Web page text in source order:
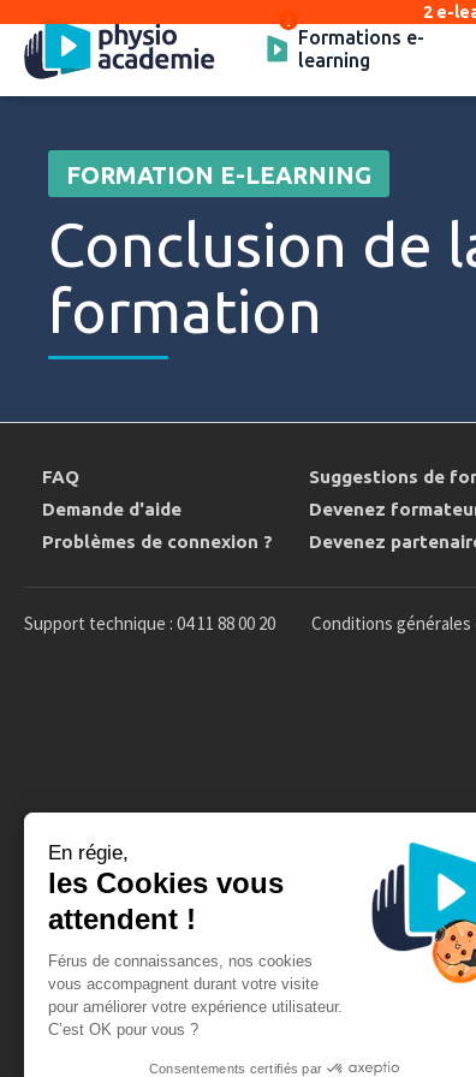
Formations e-
learning
2 e-
FORMATION E-LEARNING
Conclusion de
formation
FAQ
Demande d'aide
Problèmes de connexion ?
Suggestions de
Devenez
Devenez
Support technique : 04 11 88 00 20 Conditions
En régie,
les Cookies vous
attendent !
Férus de connaissances, nos cookies
vous accompagnent durant votre visite
pour améliorer votre expérience utilisateur.
C’est OK pour vous ?
Consentements certifiés par